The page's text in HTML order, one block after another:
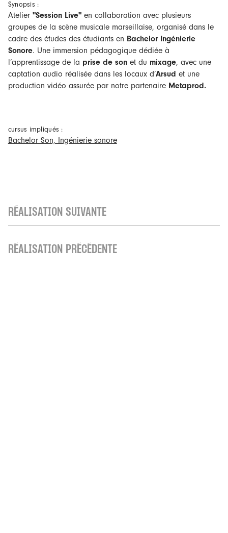
Synopsis :
Atelier "Session Live"en collaboration avec plusieurs
groupes de la scène musicale marseillaise, organisé dans le
cadre des études des étudiants en Bachelor Ingénierie
Sonore. Une immersion pédagogique dédiée à
l’apprentissage de la prise de sonet du mixage, avec une
captation audio réalisée dans les locaux d’Arsud et une
production vidéo assurée par notre partenaire Metaprod.
cursus impliqués :
Bachelor Son, Ingénierie sonore
RÉALISATION SUIVANTE
RÉALISATION PRÉCÉDENTE